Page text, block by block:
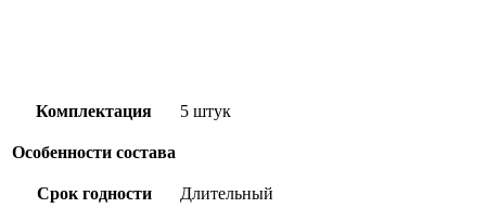
Комплектация 5 штук
Особенности состава
Срок годности Длительный